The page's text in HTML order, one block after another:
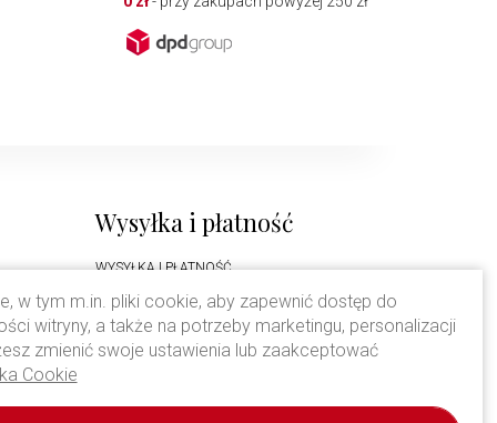
Wysyłka i płatność
WYSYŁKA I PŁATNOŚĆ
Prawa autorskie
Wszystkie zdjęcia zamieszczone na stronie
4 lutego 1994 r. o prawie autorskim i prawach
w tym m.in. pliki cookie, aby zapewnić dostęp do
witryny, a także na potrzeby marketingu, personalizacji
zmienić swoje ustawienia lub zaakceptować
Cookie